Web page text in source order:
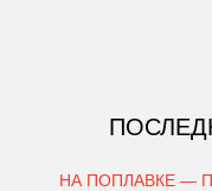
НА ПОПЛАВКЕ —